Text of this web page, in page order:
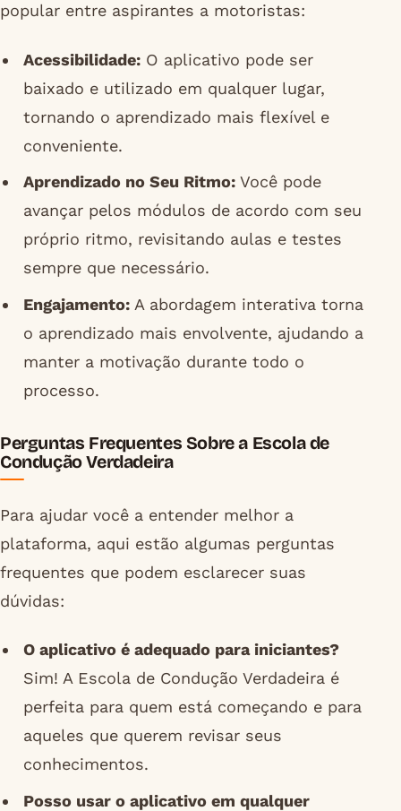
popular entre aspirantes a motoristas:
Acessibilidade:O aplicativo pode ser
baixado e utilizado em qualquer lugar,
tornando o aprendizado mais flexível e
conveniente.
Aprendizado no Seu Ritmo:Você pode
avançar pelos módulos de acordo com seu
próprio ritmo, revisitando aulas e testes
sempre que necessário.
Engajamento:A abordagem interativa torna
o aprendizado mais envolvente, ajudando a
manter a motivação durante todo o
processo.
Perguntas Frequentes Sobre a Escola de
Condução Verdadeira
Para ajudar você a entender melhor a
plataforma, aqui estão algumas perguntas
frequentes que podem esclarecer suas
dúvidas:
O aplicativo é adequado para iniciantes?
Sim! A Escola de Condução Verdadeira é
perfeita para quem está começando e para
aqueles que querem revisar seus
conhecimentos.
Posso usar o aplicativo em qualquer